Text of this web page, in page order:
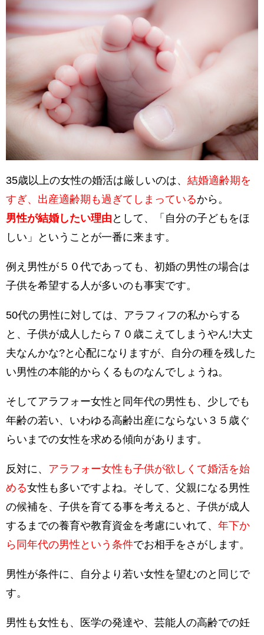
35歳以上の女性の婚活は厳しいのは、 結婚適齢期を
すぎ、出産適齢期も過ぎてしまっているから。
男性が結婚したい理由 として、「自分の子どもをほ
しい」ということが一番に来ます。
例え男性が５０代であっても、初婚の男性の場合は
子供を希望する人が多いのも事実です。
50代の男性に対しては、アラフィフの私からする
と、子供が成人したら７０歳こえてしまうやん!大丈
夫なんかな?と心配になりますが、自分の種を残した
い男性の本能的からくるものなんでしょうね。
そしてアラフォー女性と同年代の男性も、少しでも
年齢の若い、いわゆる高齢出産にならない３５歳ぐ
らいまでの女性を求める傾向があります。
反対に、 アラフォー女性も子供が欲しくて婚活を始
める女性も多いですよね。そして、父親になる男性
の候補を、子供を育てる事を考えると、子供が成人
するまでの養育や教育資金を考慮にいれて、 年下か
ら同年代の男性という条件でお相手をさがします。
男性が条件に、自分より若い女性を望むのと同じで
す。
男性も女性も、医学の発達や、芸能人の高齢での妊